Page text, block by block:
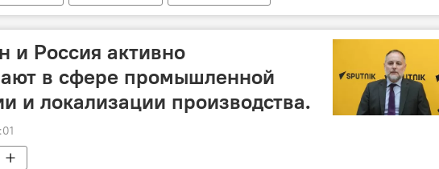
и Россия активно
в сфере промышленной
и локализации производства.